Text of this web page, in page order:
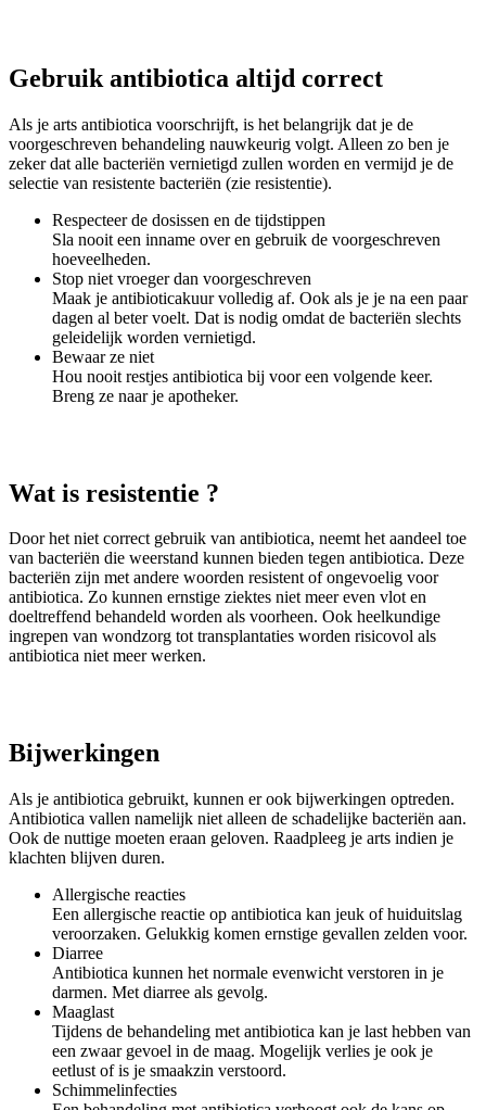
Gebruik antibiotica altijd correct
Als je arts antibiotica voorschrijft, is het belangrijk dat je de
voorgeschreven behandeling nauwkeurig volgt. Alleen zo ben je
zeker dat alle bacteriën vernietigd zullen worden en vermijd je de
selectie van resistente bacteriën (zie resistentie).
Respecteer de dosissen en de tijdstippen
Sla nooit een inname over en gebruik de voorgeschreven
hoeveelheden.
Stop niet vroeger dan voorgeschreven
Maak je antibioticakuur volledig af. Ook als je je na een paar
dagen al beter voelt. Dat is nodig omdat de bacteriën slechts
geleidelijk worden vernietigd.
Bewaar ze niet
Hou nooit restjes antibiotica bij voor een volgende keer.
Breng ze naar je apotheker.
Wat is resistentie ?
Door het niet correct gebruik van antibiotica, neemt het aandeel toe
van bacteriën die weerstand kunnen bieden tegen antibiotica. Deze
bacteriën zijn met andere woorden resistent of ongevoelig voor
antibiotica. Zo kunnen ernstige ziektes niet meer even vlot en
doeltreffend behandeld worden als voorheen. Ook heelkundige
ingrepen van wondzorg tot transplantaties worden risicovol als
antibiotica niet meer werken.
Bijwerkingen
Als je antibiotica gebruikt, kunnen er ook bijwerkingen optreden.
Antibiotica vallen namelijk niet alleen de schadelijke bacteriën aan.
Ook de nuttige moeten eraan geloven. Raadpleeg je arts indien je
klachten blijven duren.
Allergische reacties
Een allergische reactie op antibiotica kan jeuk of huiduitslag
veroorzaken. Gelukkig komen ernstige gevallen zelden voor.
Diarree
Antibiotica kunnen het normale evenwicht verstoren in je
darmen. Met diarree als gevolg.
Maaglast
Tijdens de behandeling met antibiotica kan je last hebben van
een zwaar gevoel in de maag. Mogelijk verlies je ook je
eetlust of is je smaakzin verstoord.
Schimmelinfecties